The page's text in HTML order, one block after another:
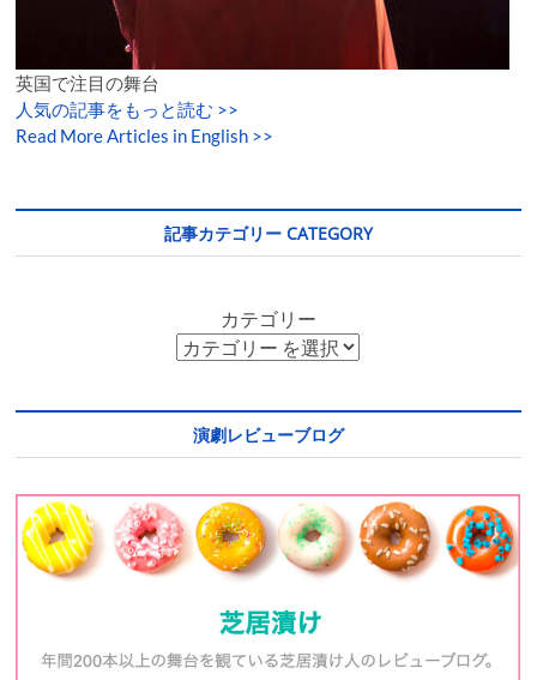
英国で注目の舞台
人気の記事をもっと読む >>
Read More Articles in English >>
記事カテゴリー CATEGORY
カテゴリー
演劇レビューブログ